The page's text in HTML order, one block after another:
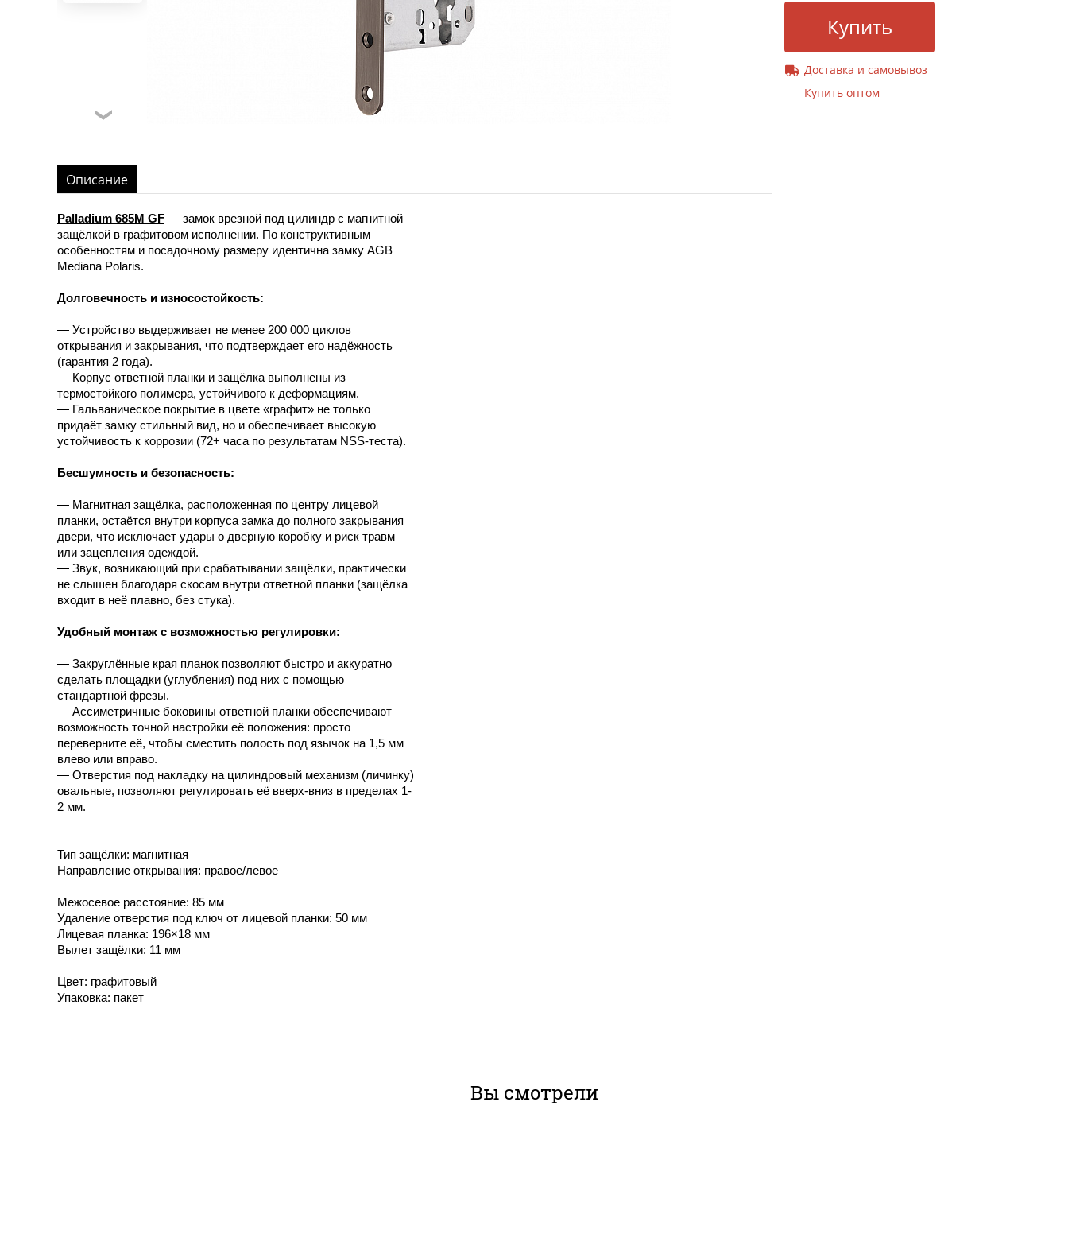
Купить
Доставка и самовывоз
Купить оптом
Описание
Palladium 685M GF — замок врезной под цилиндр с магнитной
защёлкой в графитовом исполнении. По конструктивным
особенностям и посадочному размеру идентична замку AGB
Mediana Polaris.
Долговечность и износостойкость:
— Устройство выдерживает не менее 200 000 циклов
открывания и закрывания, что подтверждает его надёжность
(гарантия 2 года).
— Корпус ответной планки и защёлка выполнены из
термостойкого полимера, устойчивого к деформациям.
— Гальваническое покрытие в цвете «графит» не только
придаёт замку стильный вид, но и обеспечивает высокую
устойчивость к коррозии (72+ часа по результатам NSS-теста).
Бесшумность и безопасность:
— Магнитная защёлка, расположенная по центру лицевой
планки, остаётся внутри корпуса замка до полного закрывания
двери, что исключает удары о дверную коробку и риск травм
или зацепления одеждой.
— Звук, возникающий при срабатывании защёлки, практически
не слышен благодаря скосам внутри ответной планки (защёлка
входит в неё плавно, без стука).
Удобный монтаж с возможностью регулировки:
— Закруглённые края планок позволяют быстро и аккуратно
сделать площадки (углубления) под них с помощью
стандартной фрезы.
— Ассиметричные боковины ответной планки обеспечивают
возможность точной настройки её положения: просто
переверните её, чтобы сместить полость под язычок на 1,5 мм
влево или вправо.
— Отверстия под накладку на цилиндровый механизм (личинку)
овальные, позволяют регулировать её вверх-вниз в пределах 1-
2 мм.
Тип защёлки: магнитная
Направление открывания: правое/левое
Межосевое расстояние: 85 мм
Удаление отверстия под ключ от лицевой планки: 50 мм
Лицевая планка: 196×18 мм
Вылет защёлки: 11 мм
Цвет: графитовый
Упаковка: пакет
Вы смотрели